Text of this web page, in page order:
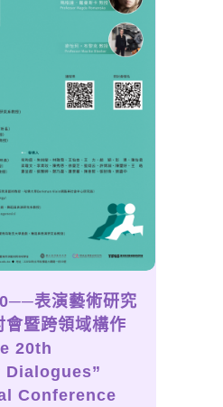
表演藝術研究
會暨跨領域構作
20th
Dialogues”
Conference